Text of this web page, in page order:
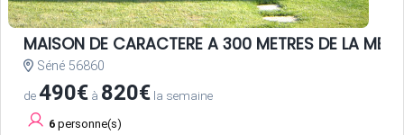
MAISON DE CARACTERE A 300 METRES DE LA MER
Séné 56860
de490€ à 820€ la semaine
6 personne(s)